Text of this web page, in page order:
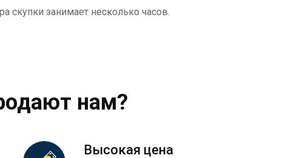
скупки занимает несколько часов.
нам?
Высокая цена